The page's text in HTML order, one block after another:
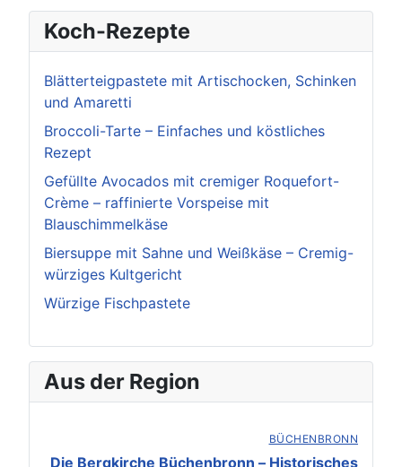
Koch-Rezepte
Blätterteigpastete mit Artischocken, Schinken
und Amaretti
Broccoli-Tarte – Einfaches und köstliches
Rezept
Gefüllte Avocados mit cremiger Roquefort-
Crème – raffinierte Vorspeise mit
Blauschimmelkäse
Biersuppe mit Sahne und Weißkäse – Cremig-
würziges Kultgericht
Würzige Fischpastete
Aus der Region
BÜCHENBRONN
Die Bergkirche Büchenbronn – Historisches